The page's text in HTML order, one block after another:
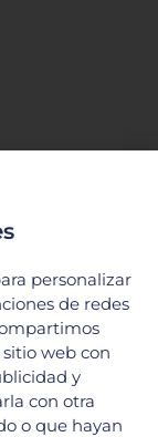
personalizar
de redes
web con
y
con otra
o que hayan